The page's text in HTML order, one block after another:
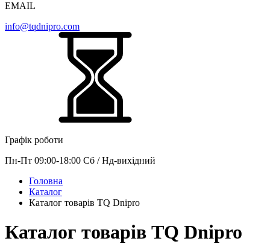
EMAIL
info@tqdnipro.com
Графік роботи
Пн-Пт 09:00-18:00 Сб / Нд-вихідний
Головна
Каталог
Каталог товарів TQ Dnipro
Каталог товарів TQ Dnipro